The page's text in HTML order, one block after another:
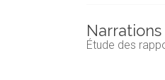
la
Faculté
Étude des